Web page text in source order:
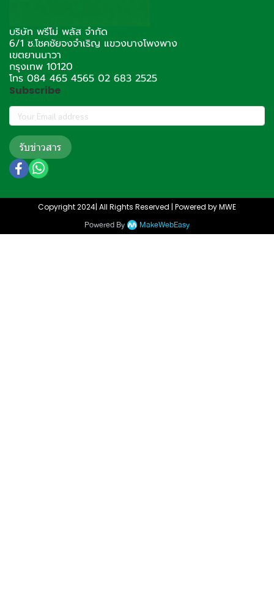
บริษัท พรีโม่ พลัส จำกัด
6/1 ซ.โชคชัยจงจำเริญ แขวงบางโพงพาง
เขตยานนาวา
กรุงเทพ 10120
โทร 084 465 4565 02 683 2525
Subscribe
รับข่าวสาร
Copyright 2024| All Rights Reserved | Powered by MWE
Powered By MakeWebEasy